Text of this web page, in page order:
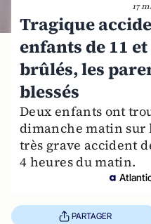
17
Tragique
enfants de 11
brûlés, les
blessés
Deux enfants ont
dimanche matin sur
très grave accident
4 heures du matin.
PARTAGER